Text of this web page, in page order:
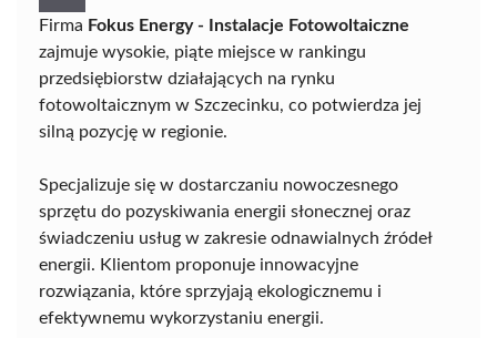
Firma Fokus Energy - Instalacje Fotowoltaiczne
zajmuje wysokie, piąte miejsce w rankingu
przedsiębiorstw działających na rynku
fotowoltaicznym w Szczecinku, co potwierdza jej
silną pozycję w regionie.
Specjalizuje się w dostarczaniu nowoczesnego
sprzętu do pozyskiwania energii słonecznej oraz
świadczeniu usług w zakresie odnawialnych źródeł
energii. Klientom proponuje innowacyjne
rozwiązania, które sprzyjają ekologicznemu i
efektywnemu wykorzystaniu energii.